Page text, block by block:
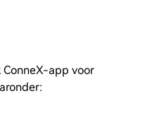
ConneX-app voor